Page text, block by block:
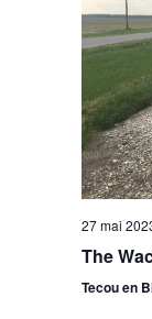
27 mai
The
Tecou en